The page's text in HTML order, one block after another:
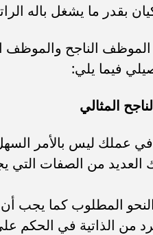
بقدر ما يشغل باله
الناجح والموظف
فيما يلي:
المثالي
عملك ليس بالأمر
العديد من الصفات التي
المطلوب كما يجب أن
من الذاتية في الحكم